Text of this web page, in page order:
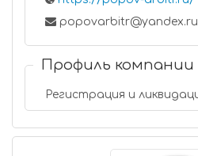
popovarbitr@yandex.ru
Профиль компании
Регистрация и